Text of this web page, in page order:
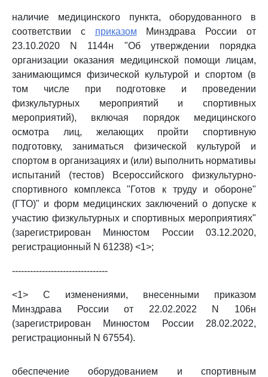
наличие медицинского пункта, оборудованного в
соответствии с приказом Минздрава России от
23.10.2020 N 1144н "Об утверждении порядка
организации оказания медицинской помощи лицам,
занимающимся физической культурой и спортом (в
том числе при подготовке и проведении
физкультурных мероприятий и спортивных
мероприятий), включая порядок медицинского
осмотра лиц, желающих пройти спортивную
подготовку, заниматься физической культурой и
спортом в организациях и (или) выполнить нормативы
испытаний (тестов) Всероссийского физкультурно-
спортивного комплекса "Готов к труду и обороне"
(ГТО)" и форм медицинских заключений о допуске к
участию физкультурных и спортивных мероприятиях"
(зарегистрирован Минюстом России 03.12.2020,
регистрационный N 61238) <1>;
--------------------------------
<1> С изменениями, внесенными приказом
Минздрава России от 22.02.2022 N 106н
(зарегистрирован Минюстом России 28.02.2022,
регистрационный N 67554).
обеспечение оборудованием и спортивным